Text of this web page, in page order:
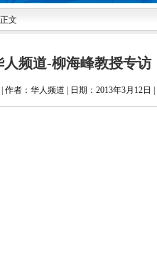
文
人频道-柳海峰教授专访
作者：华人频道 | 日期：2013年3月12日 |